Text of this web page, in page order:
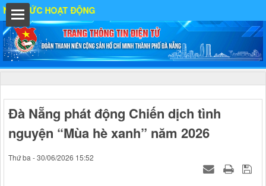
HOẠT ĐỘNG
Đà Nẵng phát động Chiến dịch tình
nguyện “Mùa hè xanh” năm 2026
Thứ ba - 30/06/2026 15:52